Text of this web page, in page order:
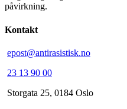
påvirkning.
Kontakt
epost@antirasistisk.no
23 13 90 00
Storgata 25, 0184 Oslo